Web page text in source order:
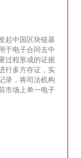
起中国区块链基
于电子合同去中
过程形成的证据
行多方存证，实
录，将司法机构
市场上单一电子